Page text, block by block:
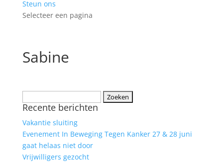
Steun ons
Selecteer een pagina
Sabine
naar:
Recente berichten
Vakantie sluiting
Evenement In Beweging Tegen Kanker 27 & 28 juni
gaat helaas niet door
Vrijwilligers gezocht